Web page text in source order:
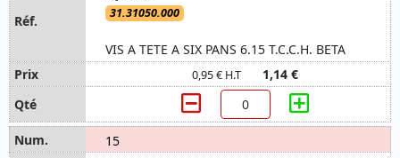
31.31050.000
VIS A TETE A SIX PANS 6.15 T.C.C.H. BETA
0,95 € H.T 1,14 €
15